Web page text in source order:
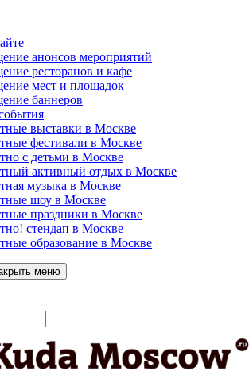
анонсов мероприятий
ресторанов и кафе
мест и площадок
баннеров
выставки в Москве
фестивали в Москве
с детьми в Москве
активный отдых в Москве
музыка в Москве
шоу в Москве
праздники в Москве
стендап в Москве
образование в Москве
меню